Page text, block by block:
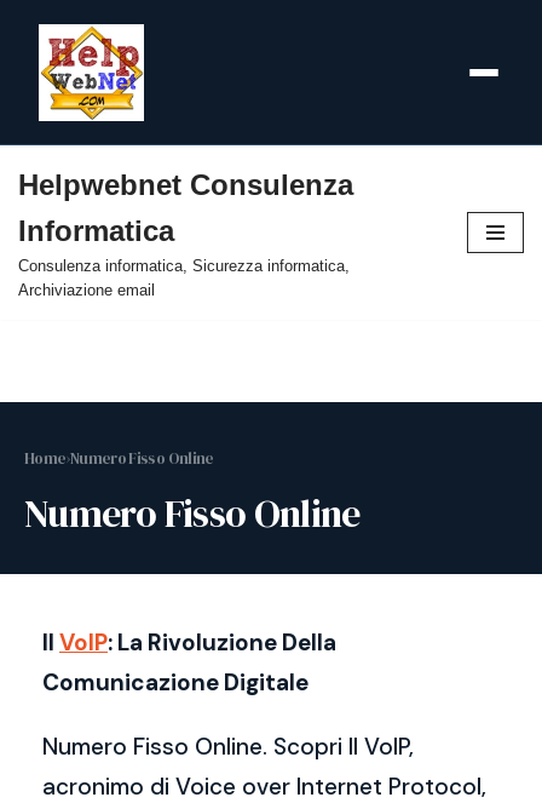
al
contenuto
Helpwebnet Consulenza
Informatica
Consulenza informatica, Sicurezza informatica,
Archiviazione email
Home›Numero Fisso Online
Numero Fisso Online
Il VoIP: La Rivoluzione Della
Comunicazione Digitale
Numero Fisso Online. Scopri Il VoIP,
acronimo di Voice over Internet Protocol,